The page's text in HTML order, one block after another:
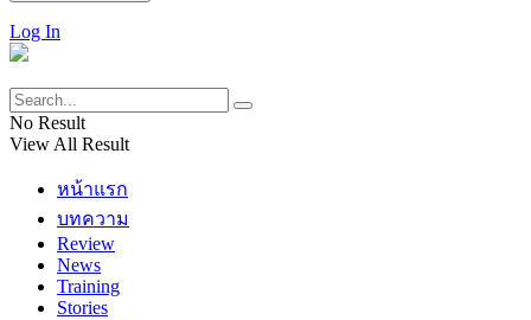
Log In
No Result
View All Result
หน้าแรก
บทความ
Review
News
Training
Stories